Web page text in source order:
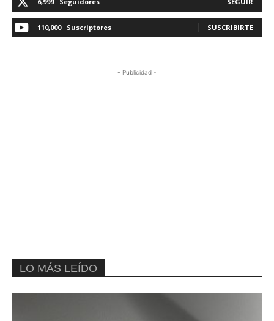
110,000 Suscriptores SUSCRIBIRTE
- Publicidad -
LO MÁS LEÍDO